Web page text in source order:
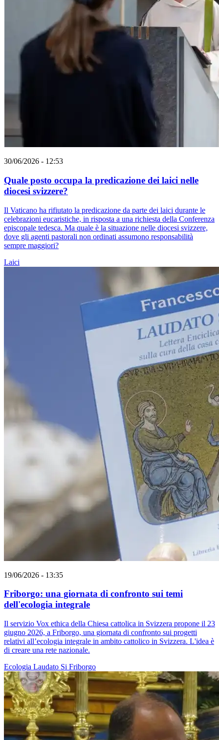
30/06/2026 - 12:53
Quale posto occupa la predicazione dei laici nelle
diocesi svizzere?
Il Vaticano ha rifiutato la predicazione da parte dei laici durante le
celebrazioni eucaristiche, in risposta a una richiesta della Conferenza
episcopale tedesca. Ma quale è la situazione nelle diocesi svizzere,
dove gli agenti pastorali non ordinati assumono responsabilità
sempre maggiori?
Laici
19/06/2026 - 13:35
Friborgo: una giornata di confronto sui temi
dell'ecologia integrale
Il servizio Vox ethica della Chiesa cattolica in Svizzera propone il 23
giugno 2026, a Friborgo, una giornata di confronto sui progetti
relativi all’ecologia integrale in ambito cattolico in Svizzera. L'idea è
di creare una rete nazionale.
Ecologia Laudato Si Friborgo